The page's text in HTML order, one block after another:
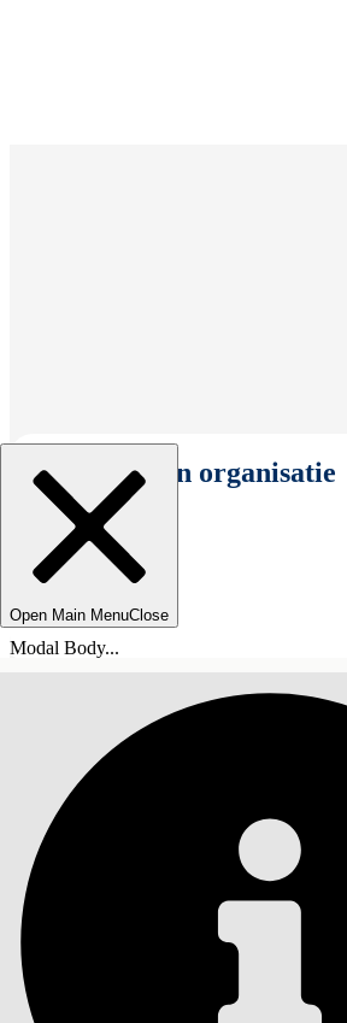
Selecteer een organisatie
Open Main MenuClose
Modal Body...
INHOUDSOPGAVE